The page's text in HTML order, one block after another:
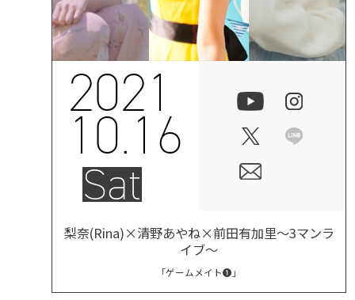
2021
10.16
Sat
梨奈(Rina)×清野あやね×前田有加里～3マンラ
イブ～
「ゲームメイト❶」